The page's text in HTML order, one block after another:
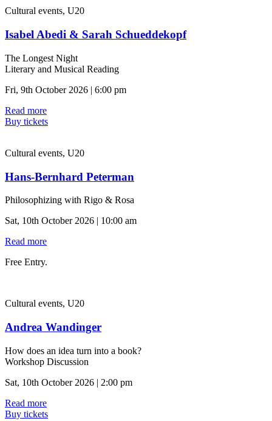
Cultural events, U20
Isabel Abedi & Sarah Schueddekopf
The Longest Night
Literary and Musical Reading
Fri, 9th October 2026 | 6:00 pm
Read more
Buy tickets
Cultural events, U20
Hans-Bernhard Peterman
Philosophizing with Rigo & Rosa
Sat, 10th October 2026 | 10:00 am
Read more
Free Entry.
Cultural events, U20
Andrea Wandinger
How does an idea turn into a book?
Workshop Discussion
Sat, 10th October 2026 | 2:00 pm
Read more
Buy tickets